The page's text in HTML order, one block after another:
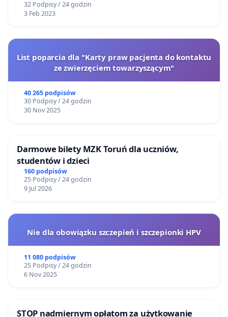
32 Podpisy / 24 godzin
3 Feb 2023
List poparcia dla "Karty praw pacjenta do kontaktu
ze zwierzęciem towarzyszącym"
40 265 podpisów
30 Podpisy / 24 godzin
30 Nov 2025
Darmowe bilety MZK Toruń dla uczniów,
studentów i dzieci
160 podpisów
25 Podpisy / 24 godzin
9 Jul 2026
Nie dla obowiązku szczepień i szczepionki HPV
11 080 podpisów
25 Podpisy / 24 godzin
6 Nov 2025
STOP nadmiernym opłatom za użytkowanie